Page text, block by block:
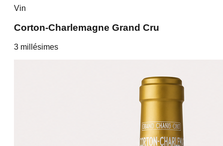
Vin
Corton-Charlemagne Grand Cru
3 millésimes